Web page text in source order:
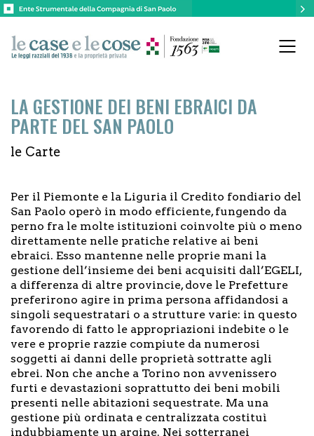
LA GESTIONE DEI BENI EBRAICI DA
PARTE DEL SAN PAOLO
le Carte
Per il Piemonte e la Liguria il Credito fondiario del
San Paolo operò in modo efficiente, fungendo da
perno fra le molte istituzioni coinvolte più o meno
direttamente nelle pratiche relative ai beni
ebraici. Esso mantenne nelle proprie mani la
gestione dell’insieme dei beni acquisiti dall’EGELI,
a differenza di altre provincie, dove le Prefetture
preferirono agire in prima persona affidandosi a
singoli sequestratari o a strutture varie: in questo
favorendo di fatto le appropriazioni indebite o le
vere e proprie razzie compiute da numerosi
soggetti ai danni delle proprietà sottratte agli
ebrei. Non che anche a Torino non avvenissero
furti e devastazioni soprattutto dei beni mobili
presenti nelle abitazioni sequestrate. Ma una
gestione più ordinata e centralizzata costituì
indubbiamente un argine. Nei sotterranei